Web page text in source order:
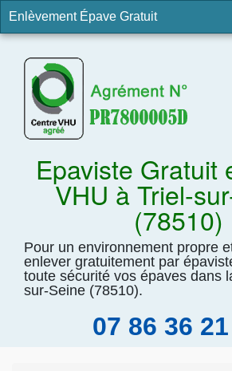
Enlèvement Épave Gratuit
Epaviste Gratuit
VHU à Triel-
(78510)
Pour un environnement propre
enlever gratuitement par
toute sécurité vos épaves dans
sur-Seine (78510).
07 86 36